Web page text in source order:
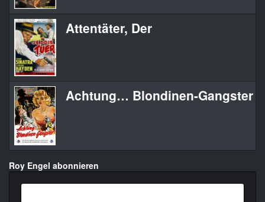
Attentäter, Der
Achtung… Blondinen-Gangster
Roy Engel abonnieren